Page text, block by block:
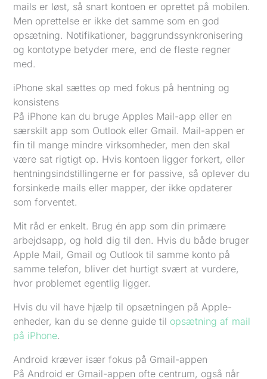
mails er løst, så snart kontoen er oprettet på mobilen.
Men oprettelse er ikke det samme som en god
opsætning. Notifikationer, baggrundssynkronisering
og kontotype betyder mere, end de fleste regner
med.
iPhone skal sættes op med fokus på hentning og
konsistens
På iPhone kan du bruge Apples Mail-app eller en
særskilt app som Outlook eller Gmail. Mail-appen er
fin til mange mindre virksomheder, men den skal
være sat rigtigt op. Hvis kontoen ligger forkert, eller
hentningsindstillingerne er for passive, så oplever du
forsinkede mails eller mapper, der ikke opdaterer
som forventet.
Mit råd er enkelt. Brug én app som din primære
arbejdsapp, og hold dig til den. Hvis du både bruger
Apple Mail, Gmail og Outlook til samme konto på
samme telefon, bliver det hurtigt svært at vurdere,
hvor problemet egentlig ligger.
Hvis du vil have hjælp til opsætningen på Apple-
enheder, kan du se denne guide til opsætning af mail
på iPhone.
Android kræver især fokus på Gmail-appen
På Android er Gmail-appen ofte centrum, også når